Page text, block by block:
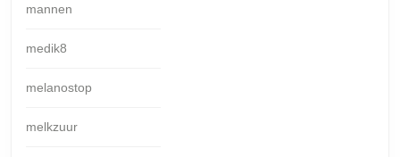
mannen
medik8
melanostop
melkzuur